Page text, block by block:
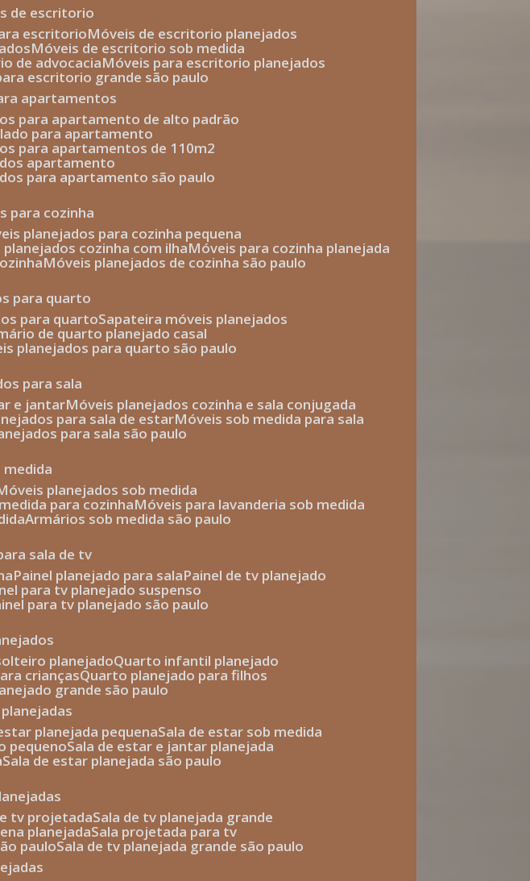
de escritorio
escritorio móveis de escritorio planejados
móveis de escritorio sob medida
de advocacia móveis para escritorio planejados
escritorio grande são paulo
apartamentos
para apartamento de alto padrão
para apartamento
para apartamentos de 110m2
apartamento
para apartamento são paulo
para cozinha
planejados para cozinha pequena
planejados cozinha com ilha móveis para cozinha planejada
móveis planejados de cozinha são paulo
para quarto
para quarto sapateira móveis planejados
de quarto planejado casal
planejados para quarto são paulo
para sala
e jantar móveis planejados cozinha e sala conjugada
para sala de estar móveis sob medida para sala
para sala são paulo
medida
móveis planejados sob medida
para cozinha móveis para lavanderia sob medida
armários sob medida são paulo
sala de tv
painel planejado para sala painel de tv planejado
para tv planejado suspenso
para tv planejado são paulo
planejado quarto infantil planejado
crianças quarto planejado para filhos
grande são paulo
planejadas
planejada pequena sala de estar sob medida
pequeno sala de estar e jantar planejada
sala de estar planejada são paulo
tv projetada sala de tv planejada grande
planejada sala projetada para tv
paulo sala de tv planejada grande são paulo